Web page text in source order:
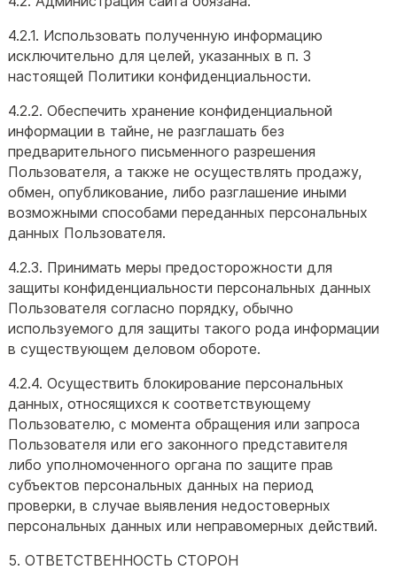
4.2.1. Использовать полученную информацию
исключительно для целей, указанных в п. 3
настоящей Политики конфиденциальности.
4.2.2. Обеспечить хранение конфиденциальной
информации в тайне, не разглашать без
предварительного письменного разрешения
Пользователя, а также не осуществлять продажу,
обмен, опубликование, либо разглашение иными
возможными способами переданных персональных
данных Пользователя.
4.2.3. Принимать меры предосторожности для
защиты конфиденциальности персональных данных
Пользователя согласно порядку, обычно
используемого для защиты такого рода информации
в существующем деловом обороте.
4.2.4. Осуществить блокирование персональных
данных, относящихся к соответствующему
Пользователю, с момента обращения или запроса
Пользователя или его законного представителя
либо уполномоченного органа по защите прав
субъектов персональных данных на период
проверки, в случае выявления недостоверных
персональных данных или неправомерных действий.
5. ОТВЕТСТВЕННОСТЬ СТОРОН